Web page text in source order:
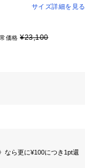
サイズ詳細を見る
価格 ¥23,100
なら更に¥100につき1pt還